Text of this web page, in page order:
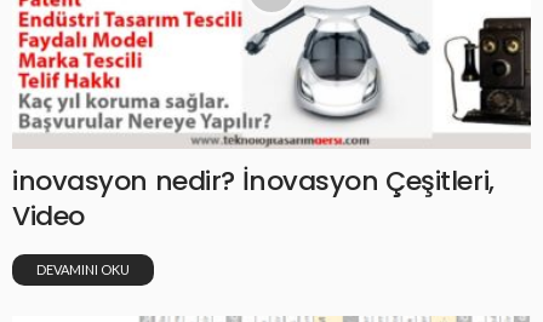
inovasyon nedir? İnovasyon Çeşitleri,
Video
DEVAMINI OKU